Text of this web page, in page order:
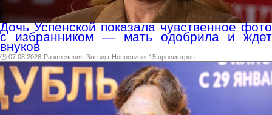
Дочь Успенской показала чувственное фото
с избранником — мать одобрила и ждет
внуков
🕑 07.08.2026 Развлечения Звезды Новости 👀 15 просмотров